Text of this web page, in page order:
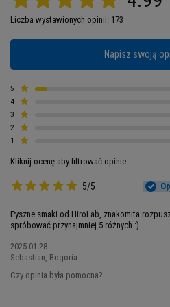
proteinowej.Produkt od
najmniej 80% białka i
Jest to zasługa
mikrofiltracji, który
zbędnych dodatków.W
dokładnie to, czego
wywoływania
Liczba wystawionych opinii: 173
Napisz swoją
5
4
3
2
1
Kliknij ocenę aby filtrować opinie
5/5
Pyszne smaki od HiroLab, znakomita
spróbować przynajmniej 5 różnych :)
2025-01-28
Sebastian, Bogoria
Czy opinia była pomocna?